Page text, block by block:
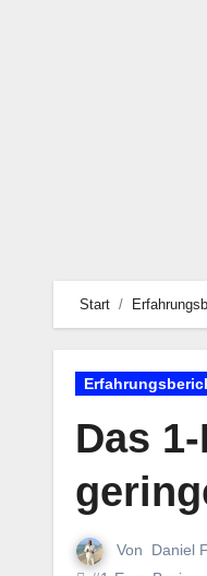
Start
Das
Von Daniel